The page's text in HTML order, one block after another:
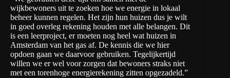
wijkbewoners uit te zoeken hoe we energie in lokaal
beheer kunnen regelen. Het zijn hun huizen dus je wilt
in goed overleg rekening houden met alle belangen. Dit
is een leerproject, er moeten nog heel wat huizen in
Amsterdam van het gas af. De kennis die we hier
opdoen gaan we daarvoor gebruiken. Tegelijkertijd
willen we er wel voor zorgen dat bewoners straks niet
met een torenhoge energierekening zitten opgezadeld.”